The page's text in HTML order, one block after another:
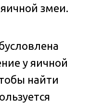
змеи.
у яичной
найти